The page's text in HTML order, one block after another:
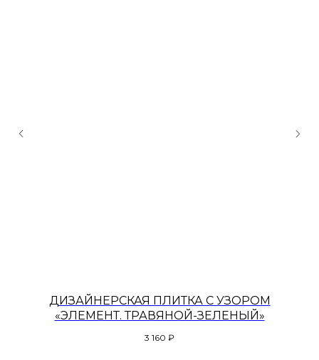
ДИЗАЙНЕРСКАЯ ПЛИТКА С УЗОРОМ
«ЭЛЕМЕНТ. ТРАВЯНОЙ-ЗЕЛЕНЫЙ»
3 160 ₽